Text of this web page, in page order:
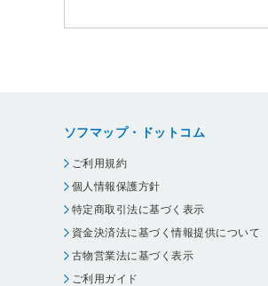
ソフマップ・ドットコム
ご利用規約
個人情報保護方針
特定商取引法に基づく表示
資金決済法に基づく情報提供について
古物営業法に基づく表示
ご利用ガイド